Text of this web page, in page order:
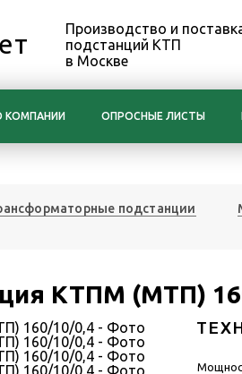
Производство и
подстанций КТП
в Москве
КОМПАНИИ ОПРОСНЫЕ ЛИСТЫ
подстанции
КТПМ (МТП)